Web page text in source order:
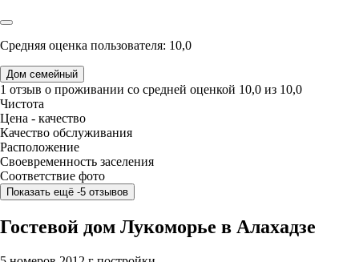
Средняя оценка пользователя: 10,0
Дом семейный
1 отзыв о проживании со средней оценкой 10,0 из 10,0
Чистота
Цена - качество
Качество обслуживания
Расположение
Своевременность заселения
Соответствие фото
Показать ещё -5 отзывов
Гостевой дом Лукоморье в Алахадзе